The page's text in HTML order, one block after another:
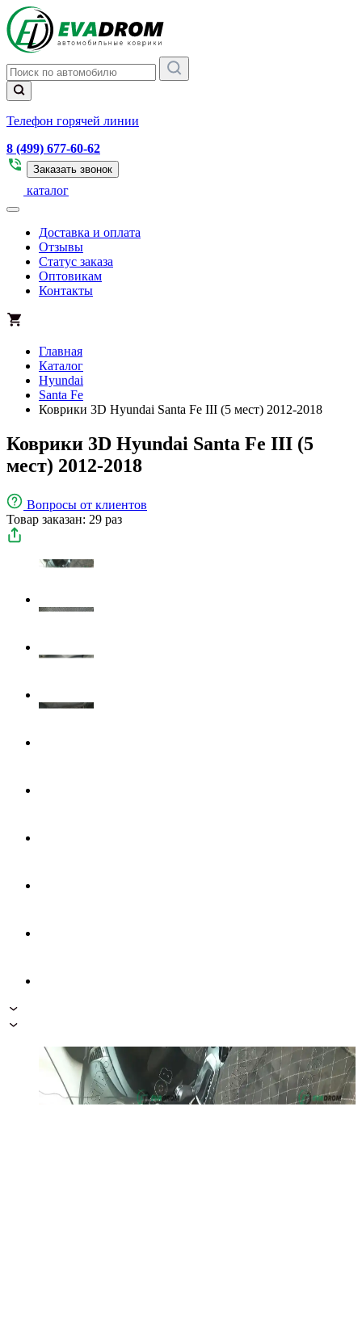
Телефон горячей линии
8 (499) 677-60-62
Заказать звонок
каталог
Доставка и оплата
Отзывы
Статус заказа
Оптовикам
Контакты
Главная
Каталог
Hyundai
Santa Fe
Коврики 3D Hyundai Santa Fe III (5 мест) 2012-2018
Коврики 3D Hyundai Santa Fe III (5
мест) 2012-2018
Вопросы от клиентов
Товар заказан: 29 раз